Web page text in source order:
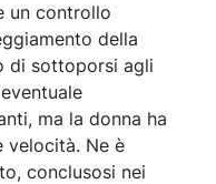
un controllo
della
di sottoporsi agli
ma la donna ha
Ne è
conclusosi nei